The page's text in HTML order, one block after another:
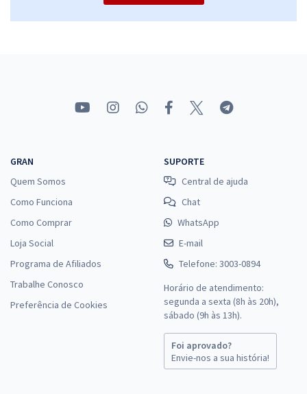
GRAN
Quem Somos
Como Funciona
Como Comprar
Loja Social
Programa de Afiliados
Trabalhe Conosco
Preferência de Cookies
SUPORTE
Central de ajuda
Chat
WhatsApp
E-mail
Telefone: 3003-0894
Horário de atendimento:
segunda a sexta (8h às 20h),
sábado (9h às 13h).
Foi aprovado?
Envie-nos a sua história!